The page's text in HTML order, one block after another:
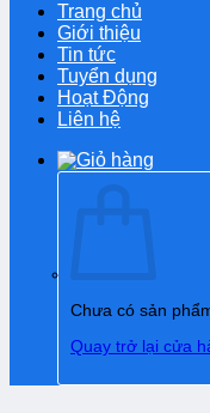
Trang chủ
Giới thiệu
Tin tức
Tuyển dụng
Hoạt Động
Liên hệ
Chưa có sản
Quay trở lại cửa